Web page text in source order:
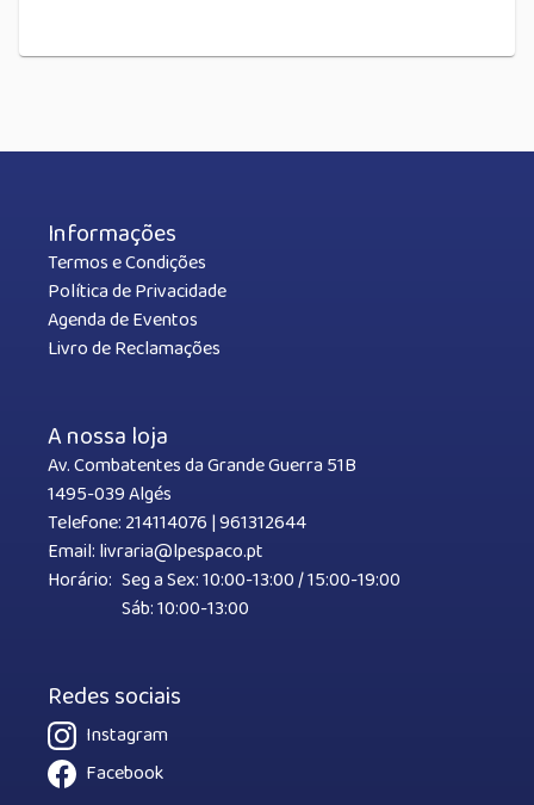
Informações
Termos e Condições
Política de Privacidade
Agenda de Eventos
Livro de Reclamações
A nossa loja
Av. Combatentes da Grande Guerra 51B
1495-039 Algés
Telefone: 214114076 |961312644
Email: livraria@lpespaco.pt
Horário: Seg a Sex: 10:00-13:00 / 15:00-19:00
Sáb: 10:00-13:00
Redes sociais
Instagram
Facebook